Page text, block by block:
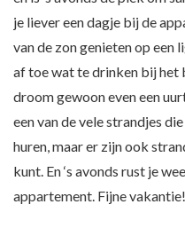
je liever een dagje bij de
van de zon genieten op
af toe wat te drinken bij het
droom gewoon even een
een van de vele strandjes
huren, maar er zijn ook
kunt. En ‘s avonds rust je
appartement. Fijne vakantie!